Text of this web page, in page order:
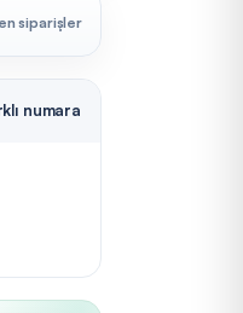
siparişler
numara